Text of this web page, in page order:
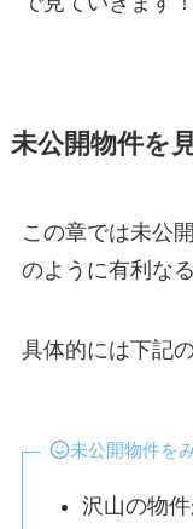
未公開物件を
この章では未公
のように有利な
具体的には下記
未公開物件を
沢山の物